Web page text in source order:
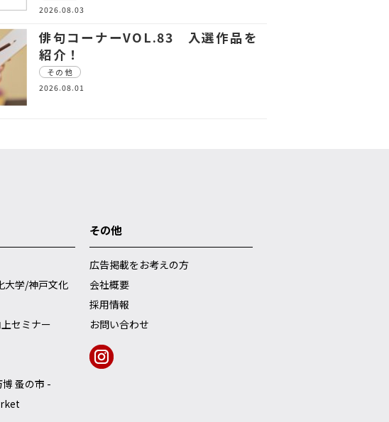
2026.08.03
俳句コーナーVOL.83 入選作品を
紹介！
その他
2026.08.01
大学/神戸文化
セミナー
蚤の市 -
その他
広告掲載をお考えの方
会社概要
採用情報
お問い合わせ